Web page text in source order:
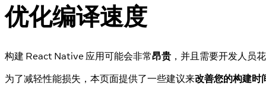
优化编译速度
构建 React Native 应用可能会非常昂贵 ，并且需要开发人员
为了减轻性能损失，本页面提供了一些建议来改善您的构建时